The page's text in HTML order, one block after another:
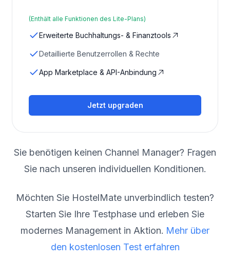
(Enthält alle Funktionen des Lite-Plans)
Erweiterte Buchhaltungs- & Finanztools
Detaillierte Benutzerrollen & Rechte
App Marketplace & API-Anbindung
Jetzt upgraden
Sie benötigen keinen Channel Manager? Fragen
Sie nach unseren individuellen Konditionen.
Möchten Sie HostelMate unverbindlich testen?
Starten Sie Ihre Testphase und erleben Sie
modernes Management in Aktion. Mehr über
den kostenlosen Test erfahren